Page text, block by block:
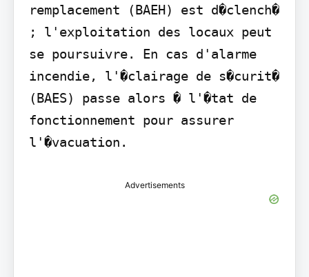
remplacement (BAEH) est d�clench�
; l'exploitation des locaux peut
se poursuivre. En cas d'alarme
incendie, l'�clairage de s�curit�
(BAES) passe alors � l'�tat de
fonctionnement pour assurer
Advertisements